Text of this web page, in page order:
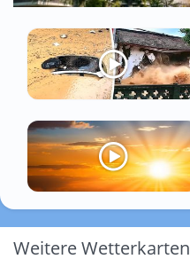
Weitere Wetterkarten